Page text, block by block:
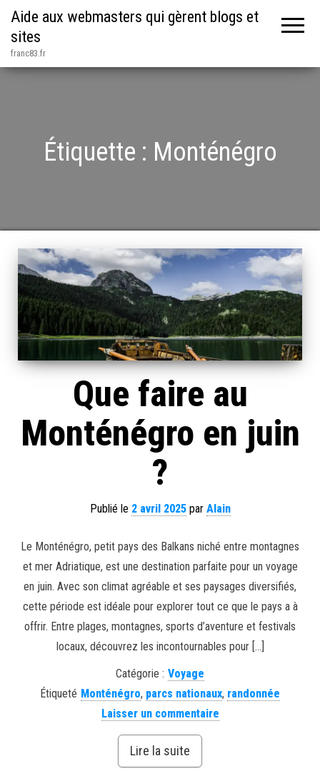
Aide aux webmasters qui gèrent blogs et
sites
franc83.fr
Étiquette : Monténégro
Que faire au
Monténégro en juin
?
Publié le 2 avril 2025par Alain
Le Monténégro, petit pays des Balkans niché entre montagnes
et mer Adriatique, est une destination parfaite pour un voyage
en juin. Avec son climat agréable et ses paysages diversifiés,
cette période est idéale pour explorer tout ce que le pays a à
offrir. Entre plages, montagnes, sports d’aventure et festivals
locaux, découvrez les incontournables pour […]
Catégorie : Voyage
Étiqueté Monténégro, parcs nationaux, randonnée
Laisser un commentaire
Lire la suite